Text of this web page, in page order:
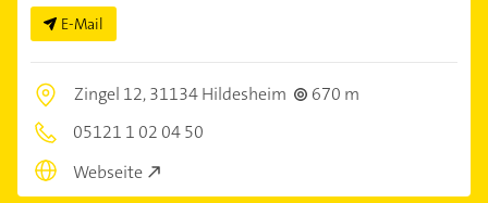
E-Mail
Zingel 12,31134 Hildesheim
670 m
05121 1 02 04 50
Webseite